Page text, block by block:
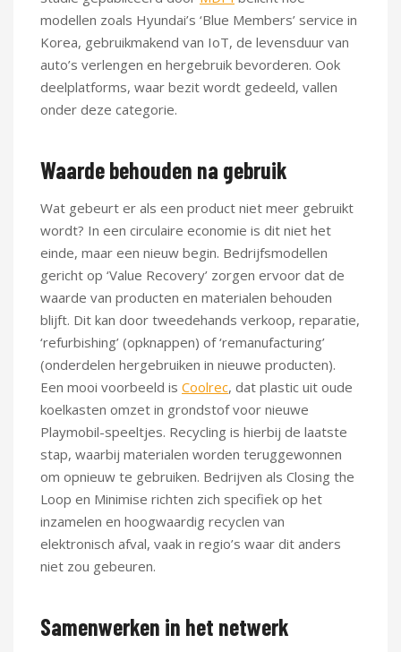
modellen zoals Hyundai’s ‘Blue Members’ service in
Korea, gebruikmakend van IoT, de levensduur van
auto’s verlengen en hergebruik bevorderen. Ook
deelplatforms, waar bezit wordt gedeeld, vallen
onder deze categorie.
Waarde behouden na gebruik
Wat gebeurt er als een product niet meer gebruikt
wordt? In een circulaire economie is dit niet het
einde, maar een nieuw begin. Bedrijfsmodellen
gericht op ‘Value Recovery’ zorgen ervoor dat de
waarde van producten en materialen behouden
blijft. Dit kan door tweedehands verkoop, reparatie,
‘refurbishing’ (opknappen) of ‘remanufacturing’
(onderdelen hergebruiken in nieuwe producten).
Een mooi voorbeeld is Coolrec, dat plastic uit oude
koelkasten omzet in grondstof voor nieuwe
Playmobil-speeltjes. Recycling is hierbij de laatste
stap, waarbij materialen worden teruggewonnen
om opnieuw te gebruiken. Bedrijven als Closing the
Loop en Minimise richten zich specifiek op het
inzamelen en hoogwaardig recyclen van
elektronisch afval, vaak in regio’s waar dit anders
niet zou gebeuren.
Samenwerken in het netwerk